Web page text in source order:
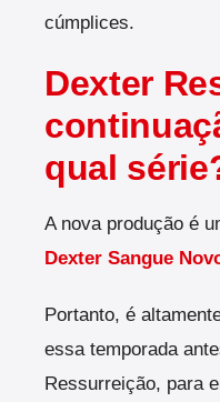
cúmplices.
Dexter
qual
A nova produção é
Dexter Sangue
Portanto, é
essa temporada
Ressurreição, para